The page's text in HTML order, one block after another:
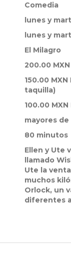
Comedia
lunes y
lunes y
El Milagro
200.00 MXN
150.00
taquilla)
100.00
mayores de
80 minutos
Ellen y Ute
llamado
Ute la
muchos
Orlock, un
diferentes